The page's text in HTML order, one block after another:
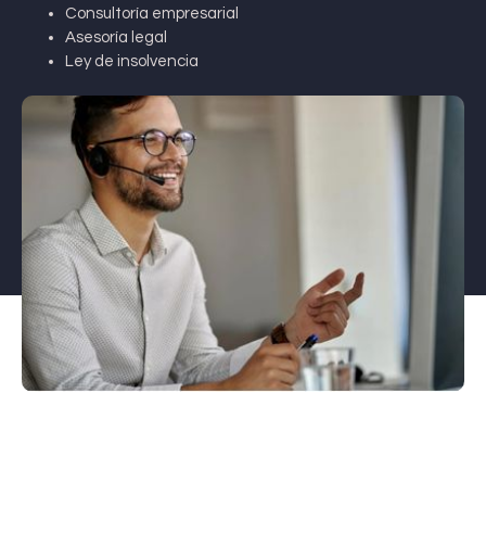
Consultoría empresarial
Asesoría legal
Ley de insolvencia